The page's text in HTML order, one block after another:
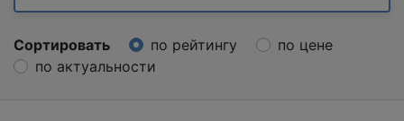
Сортировать по рейтингу
по цене
по актуальности